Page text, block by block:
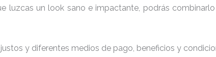
luzcas un look sano e impactante, podrás
y diferentes medios de pago, beneficios y